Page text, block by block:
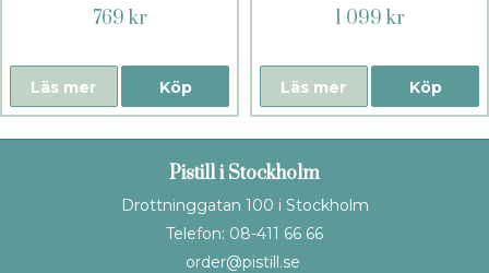
769 kr
Köp
Läs mer
1 099 kr
Köp
Läs mer
Pistill i Stockholm
Drottninggatan 100 i Stockholm
Telefon: 08-411 66 66
order@pistill.se